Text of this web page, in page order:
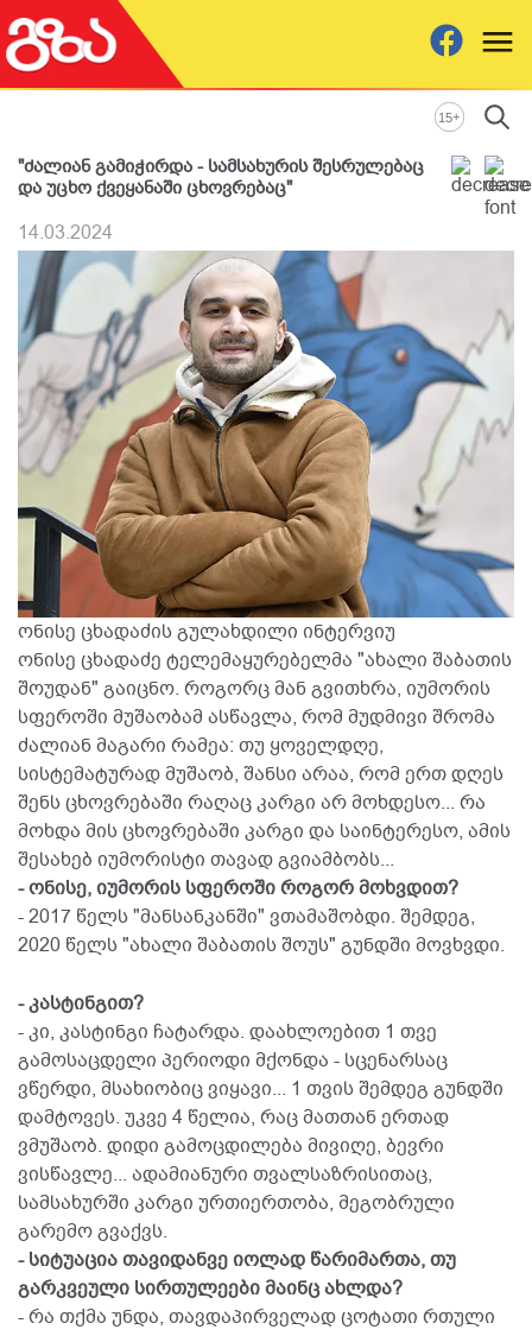
15+
"ძალიან გამიჭირდა - სამსახურის შესრულებაც
და უცხო ქვეყანაში ცხოვრებაც"
14.03.2024
ონისე ცხადაძის გულახდილი ინტერვიუ
ონისე ცხადაძე ტელემაყურებელმა "ახალი შაბათის
შოუდან" გაიცნო. როგორც მან გვითხრა, იუმორის
სფეროში მუშაობამ ასწავლა, რომ მუდმივი შრომა
ძალიან მაგარი რამეა: თუ ყოველდღე,
სისტემატურად მუშაობ, შანსი არაა, რომ ერთ დღეს
შენს ცხოვრებაში რაღაც კარგი არ მოხდესო... რა
მოხდა მის ცხოვრებაში კარგი და საინტერესო, ამის
შესახებ იუმორისტი თავად გვიამბობს...
- ონისე, იუმორის სფეროში როგორ მოხვდით?
- 2017 წელს "მანსანკანში" ვთამაშობდი. შემდეგ,
2020 წელს "ახალი შაბათის შოუს" გუნდში მოვხვდი.
- კასტინგით?
- კი, კასტინგი ჩატარდა. დაახლოებით 1 თვე
გამოსაცდელი პერიოდი მქონდა - სცენარსაც
ვწერდი, მსახიობიც ვიყავი... 1 თვის შემდეგ გუნდში
დამტოვეს. უკვე 4 წელია, რაც მათთან ერთად
ვმუშაობ. დიდი გამოცდილება მივიღე, ბევრი
ვისწავლე... ადამიანური თვალსაზრისითაც,
სამსახურში კარგი ურთიერთობა, მეგობრული
გარემო გვაქვს.
- სიტუაცია თავიდანვე იოლად წარიმართა, თუ
გარკვეული სირთულეები მაინც ახლდა?
- რა თქმა უნდა, თავდაპირველად ცოტათი რთული